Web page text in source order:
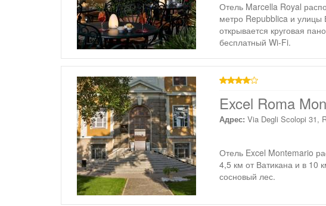
Отель Marcella Royal
метро Repubblica и
открывается круговая
бесплатный Wi-Fi.
Excel Roma
Адрес: Via Degli Scolopi 31,
Отель Excel Montemario
4,5 км от Ватикана и в 10
сосновый лес.